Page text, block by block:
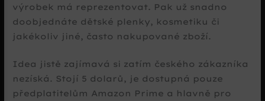
výrobek má reprezentovat. Pak už snadno
doobjednáte dětské plenky, kosmetiku či
jakékoliv jiné, často nakupované zboží.
Idea jistě zajímavá si zatím českého zákazníka
nezíská. Stojí 5 dolarů, je dostupná pouze
předplatitelům Amazon Prime a hlavně pro